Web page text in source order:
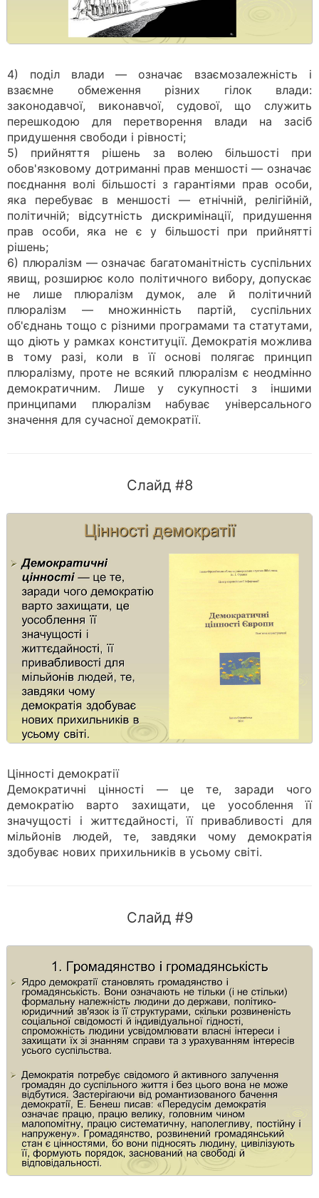
4) поділ влади — означає взаємозалежність і
взаємне обмеження різних гілок влади:
законодавчої, виконавчої, судової, що служить
перешкодою для перетворення влади на засіб
придушення свободи і рівності;
5) прийняття рішень за волею більшості при
обов'язковому дотриманні прав меншості — означає
поєднання волі більшості з гарантіями прав особи,
яка перебуває в меншості — етнічній, релігійній,
політичній; відсутність дискримінації, придушення
прав особи, яка не є у більшості при прийнятті
рішень;
6) плюралізм — означає багатоманітність суспільних
явищ, розширює коло політичного вибору, допускає
не лише плюралізм думок, але й політичний
плюралізм — множинність партій, суспільних
об'єднань тощо с різними програмами та статутами,
що діють у рамках конституції. Демократія можлива
в тому разі, коли в її основі полягає принцип
плюралізму, проте не всякий плюралізм є неодмінно
демократичним. Лише у сукупності з іншими
принципами плюралізм набуває універсального
значення для сучасної демократії.
Слайд #8
Цінності демократії
Демократичні цінності — це те, заради чого
демократію варто захищати, це уособлення її
значущості і життєдайності, її привабливості для
мільйонів людей, те, завдяки чому демократія
здобуває нових прихильників в усьому світі.
Слайд #9